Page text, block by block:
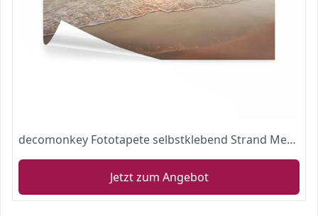
decomonkey Fototapete selbstklebend Strand Meer 343x256 cm XXL Selbstklebende Tapeten
Jetzt zum Angebot